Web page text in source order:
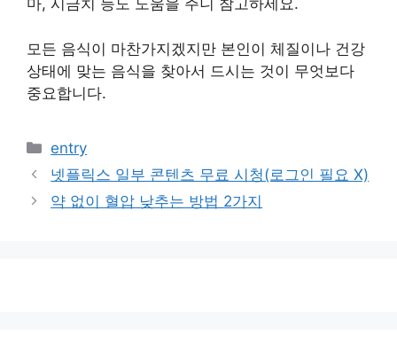
입니다.
우리 몸의 면역력을 높여주는 5가지 음식에 대해서
알아보았는데요 이외에도 브로컬리, 토마토, 고구
마, 시금치 등도 도움을 주니 참고하세요.
모든 음식이 마찬가지겠지만 본인이 체질이나 건강
상태에 맞는 음식을 찾아서 드시는 것이 무엇보다